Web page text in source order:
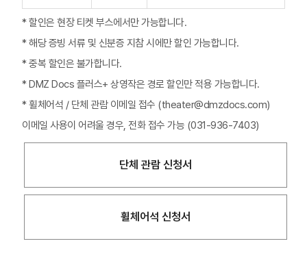
* 할인은 현장 티켓 부스에서만 가능합니다.
* 해당 증빙 서류 및 신분증 지참 시에만 할인 가능합니다.
* 중복 할인은 불가합니다.
* DMZ Docs 플러스+ 상영작은 경로 할인만 적용 가능합니다.
* 휠체어석 / 단체 관람 이메일 접수 (theater@dmzdocs.com)
이메일 사용이 어려울 경우, 전화 접수 가능 (031-936-7403)
단체 관람 신청서
휠체어석 신청서